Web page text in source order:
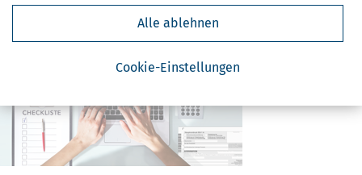
Cookie-Einstellungen
Alle ablehnen